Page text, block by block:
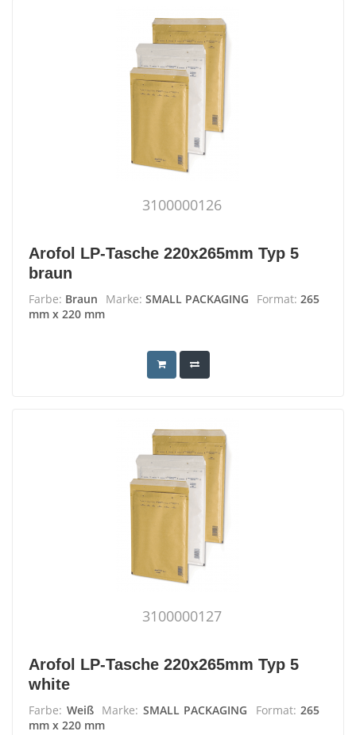
3100000126
Arofol LP-Tasche 220x265mm Typ 5
braun
Farbe: Braun Marke:SMALL PACKAGING Format:265
mm x 220 mm
3100000127
Arofol LP-Tasche 220x265mm Typ 5
white
Farbe: Weiß Marke: SMALL PACKAGING Format: 265
mm x 220 mm